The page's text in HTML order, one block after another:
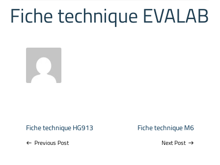
Fiche technique EVALAB
Fiche technique HG913
west Previous Post
Fiche technique M6
Next Post east